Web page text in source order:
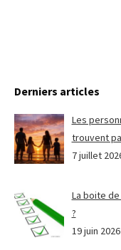
Derniers articles
Les
trouvent
7 juillet
La boite
?
19 juin 2026